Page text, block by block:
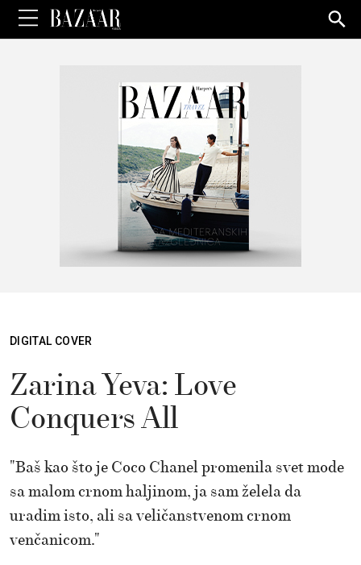
for:
DIGITAL COVER
Zarina Yeva: Love
Conquers All
"Baš kao što je Coco Chanel promenila svet mode
sa malom crnom haljinom, ja sam želela da
uradim isto, ali sa veličanstvenom crnom
venčanicom."